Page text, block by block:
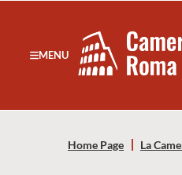
Notizie in primo piano
Banner servizi
MENU
Home Page La